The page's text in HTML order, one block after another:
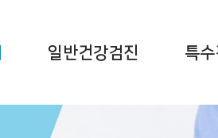
일반건강검진 특